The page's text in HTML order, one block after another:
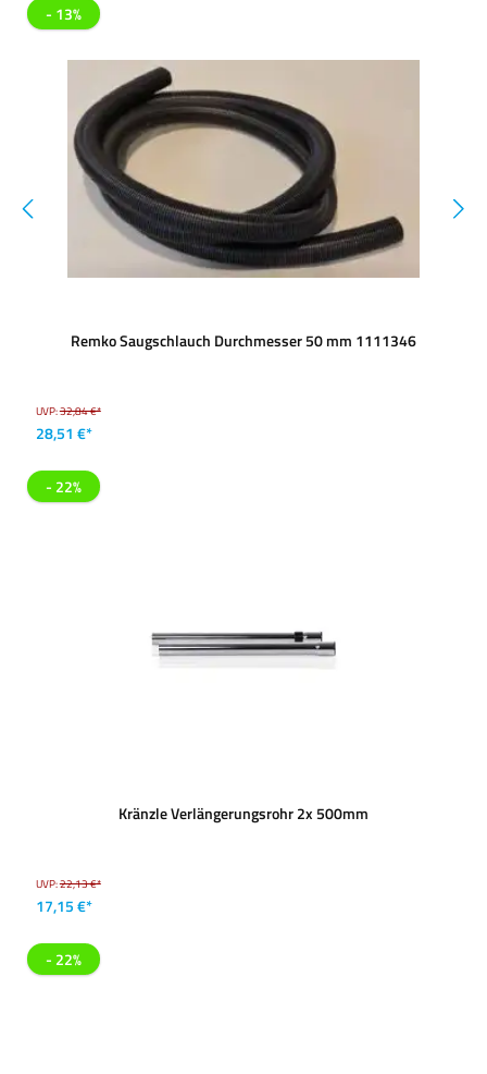
- 13%
Remko Saugschlauch Durchmesser 50 mm 1111346
UVP:32,84 €*
28,51 €*
- 22%
Kränzle Verlängerungsrohr 2x 500mm
UVP:22,13 €*
17,15 €*
- 22%